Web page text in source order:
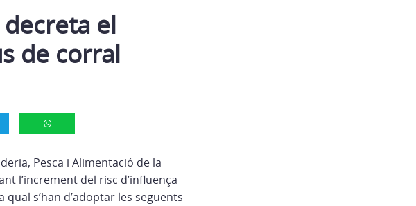
el
de corral
Pesca i Alimentació de la
l’increment del risc d’influença
qual s’han d’adoptar les següents